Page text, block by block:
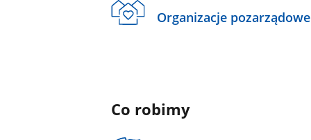
Organizacje pozarządowe
Co robimy